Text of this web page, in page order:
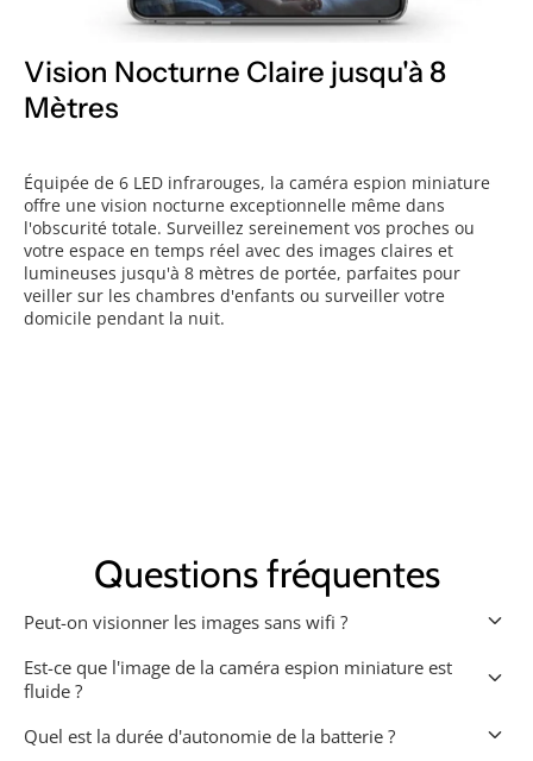
Vision Nocturne Claire jusqu'à 8
Mètres
Équipée de 6 LED infrarouges, la caméra espion miniature
offre une vision nocturne exceptionnelle même dans
l'obscurité totale. Surveillez sereinement vos proches ou
votre espace en temps réel avec des images claires et
lumineuses jusqu'à 8 mètres de portée, parfaites pour
veiller sur les chambres d'enfants ou surveiller votre
domicile pendant la nuit.
Questions fréquentes
Peut-on visionner les images sans wifi ? keyboard_arrow_down
Est-ce que l'image de la caméra espion miniature est
fluide ?
keyboard_arrow_down
Quel est la durée d'autonomie de la batterie ? keyboard_arrow_down